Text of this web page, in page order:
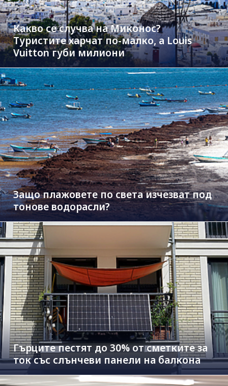
Какво се случва на Миконос?
Туристите харчат по-малко, а Louis
Vuitton губи милиони
Защо плажовете по света изчезват под
тонове водорасли?
Гърците пестят до 30% от сметките за
ток със слънчеви панели на балкона